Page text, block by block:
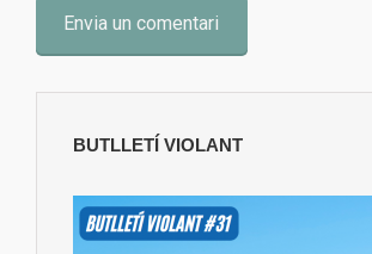
BUTLLETÍ VIOLANT